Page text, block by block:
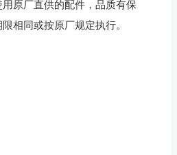
原厂直供的配件，品质有保
相同或按原厂规定执行。